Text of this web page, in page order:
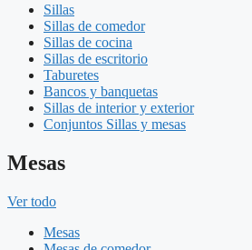
Sillas
Sillas de comedor
Sillas de cocina
Sillas de escritorio
Taburetes
Bancos y banquetas
Sillas de interior y exterior
Conjuntos Sillas y mesas
Mesas
Ver todo
Mesas